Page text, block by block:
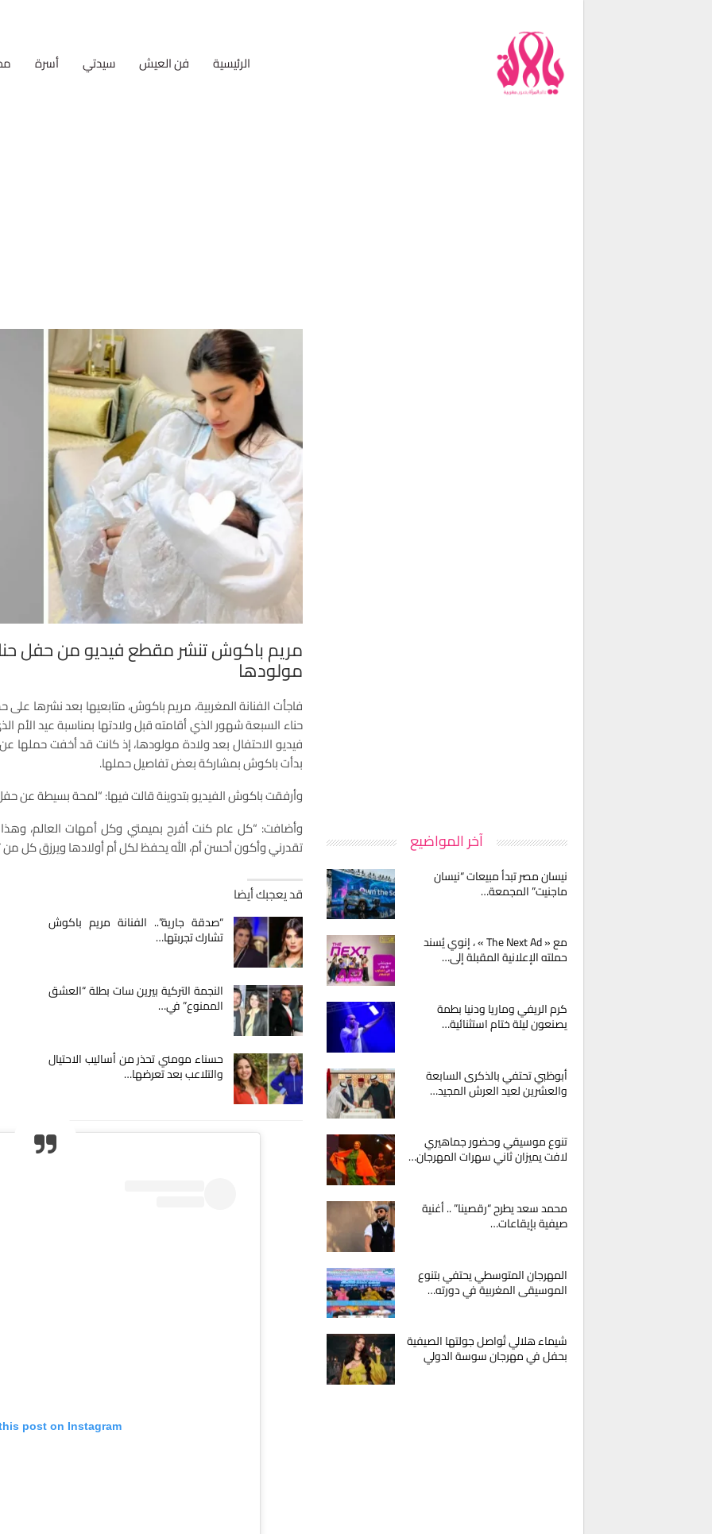
الرئيسية فن العيش سيدتي أسرة
مريم باكوش تنشر مقطع فيديو من حفل
مولودها
فاجأت الفنانة المغربية، مريم باكوش، متابعيها بعد نشرها
حناء السبعة شهور الذي أقامته قبل ولادتها بمناسبة عيد
فيديو الاحتفال بعد ولادة مولودها، إذ كانت قد أخفت حملها عن
بدأت باكوش بمشاركة بعض تفاصيل حملها.
وأرفقت باكوش الفيديو بتدوينة قالت فيها: “لمحة بسيطة عن
وأضافت: “كل عام كنت أفرح بميمتي وكل أمهات العالم،
تقدرني وأكون أحسن أم، الله يحفظ لكل أم أولادها ويرزق كل من
قد يعجبك أيضا
“صدقة جارية”.. الفنانة مريم باكوش
تشارك تجربتها…
النجمة التركية بيرين سات بطلة “العشق
الممنوع” في…
حسناء مومني تحذر من أساليب الاحتيال
والتلاعب بعد تعرضها…
post on Instagram
آخر المواضيع
نيسان مصر تبدأ مبيعات “نيسان
ماجنيت” المجمعة…
مع « The Next Ad » ، إنوي يُسند
حملته الإعلانية المقبلة إلى…
كرم الريفي وماريا ودنيا بطمة
يصنعون ليلة ختام استثنائية…
أبوظبي تحتفي بالذكرى السابعة
والعشرين لعيد العرش المجيد…
تنوع موسيقي وحضور جماهيري
لافت يميزان ثاني سهرات المهرجان…
محمد سعد يطرح “رقصينا” .. أغنية
صيفية بإيقاعات…
المهرجان المتوسطي يحتفي بتنوع
الموسيقى المغربية في دورته…
شيماء هلالي تُواصل جولتها الصيفية
بحفل في مهرجان سوسة الدولي